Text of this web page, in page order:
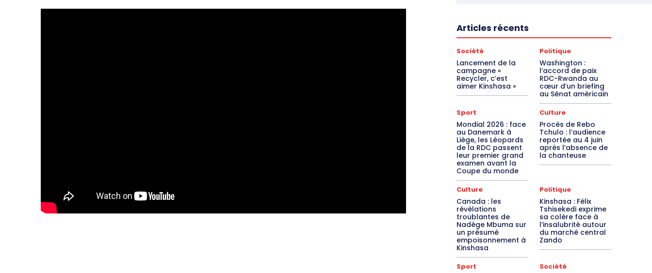
Articles récents
Société
Lancement de la
campagne «
Recycler, c’est
aimer Kinshasa »
Politique
Washington :
l’accord de paix
RDC-Rwanda au
cœur d’un briefing
au Sénat américain
Sport
Mondial 2026 : face
au Danemark à
Liège, les Léopards
de la RDC passent
leur premier grand
examen avant la
Coupe du monde
Culture
Procès de Rebo
Tchulo : l’audience
reportée au 4 juin
après l’absence de
la chanteuse
Culture
Canada : les
révélations
troublantes de
Nadège Mbuma sur
un présumé
empoisonnement à
Kinshasa
Politique
Kinshasa : Félix
Tshisekedi exprime
sa colère face à
l’insalubrité autour
du marché central
Zando
Sport Société